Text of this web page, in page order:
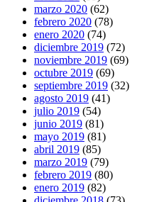
marzo 2020 (62)
febrero 2020 (78)
enero 2020 (74)
diciembre 2019 (72)
noviembre 2019 (69)
octubre 2019 (69)
septiembre 2019 (32)
agosto 2019 (41)
julio 2019 (54)
junio 2019 (81)
mayo 2019 (81)
abril 2019 (85)
marzo 2019 (79)
febrero 2019 (80)
enero 2019 (82)